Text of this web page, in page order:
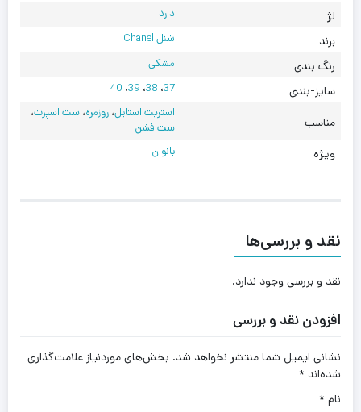
لژ دارد
برند شنل Chanel
رنگ بندی مشکی
سایز-بندی 37، 38، 39، 40
مناسب
استریت استایل،روزمره،ست اسپرت،
ست فشن
ویژه بانوان
نقد و بررسی‌ها
نقد و بررسی وجود ندارد.
افزودن نقد و بررسی
نشانی ایمیل شما منتشر نخواهد شد. بخش‌های موردنیاز علامت‌گذاری
شده‌اند *
نام *